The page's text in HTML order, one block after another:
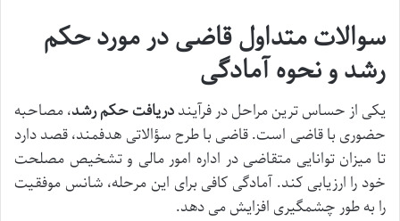
سوالات متداول قاضی در مورد حکم
رشد و نحوه آمادگی
یکی از حساس ترین مراحل در فرآینددریافت حکم رشد، مصاحبه
حضوری با قاضی است. قاضی با طرح سؤالاتی هدفمند، قصد دارد
تا میزان توانایی متقاضی در اداره امور مالی و تشخیص مصلحت
خود را ارزیابی کند. آمادگی کافی برای این مرحله، شانس موفقیت
را به طور چشمگیری افزایش می دهد.